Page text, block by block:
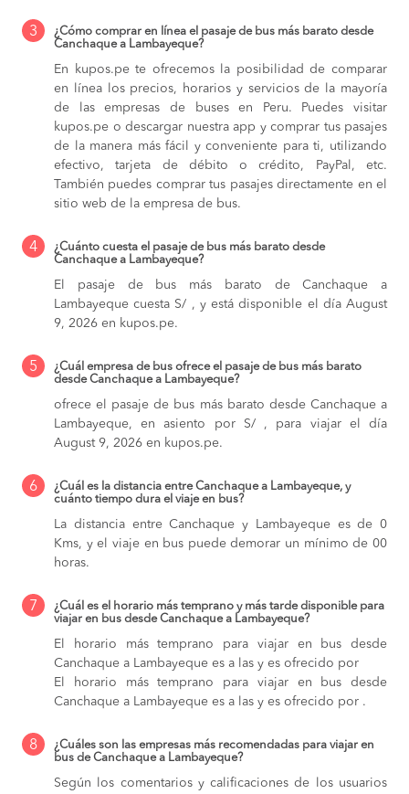
3
¿Cómo comprar en línea el pasaje de bus más barato desde
Canchaque a Lambayeque?
En kupos.pe te ofrecemos la posibilidad de comparar
en línea los precios, horarios y servicios de la mayoría
de las empresas de buses en Peru. Puedes visitar
kupos.pe o descargar nuestra app y comprar tus pasajes
de la manera más fácil y conveniente para ti, utilizando
efectivo, tarjeta de débito o crédito, PayPal, etc.
También puedes comprar tus pasajes directamente en el
sitio web de la empresa de bus.
4
¿Cuánto cuesta el pasaje de bus más barato desde
Canchaque a Lambayeque?
El pasaje de bus más barato de Canchaque a
Lambayeque cuesta S/ , y está disponible el día August
9, 2026 en kupos.pe.
5
¿Cuál empresa de bus ofrece el pasaje de bus más barato
desde Canchaque a Lambayeque?
ofrece el pasaje de bus más barato desde Canchaque a
Lambayeque, en asiento por S/ , para viajar el día
August 9, 2026 en kupos.pe.
6
¿Cuál es la distancia entre Canchaque a Lambayeque, y
cuánto tiempo dura el viaje en bus?
La distancia entre Canchaque y Lambayeque es de 0
Kms, y el viaje en bus puede demorar un mínimo de 00
horas.
7
¿Cuál es el horario más temprano y más tarde disponible para
viajar en bus desde Canchaque a Lambayeque?
El horario más temprano para viajar en bus desde
Canchaque a Lambayeque es a las y es ofrecido por
El horario más temprano para viajar en bus desde
Canchaque a Lambayeque es a las y es ofrecido por .
8
¿Cuáles son las empresas más recomendadas para viajar en
bus de Canchaque a Lambayeque?
Según los comentarios y calificaciones de los usuarios